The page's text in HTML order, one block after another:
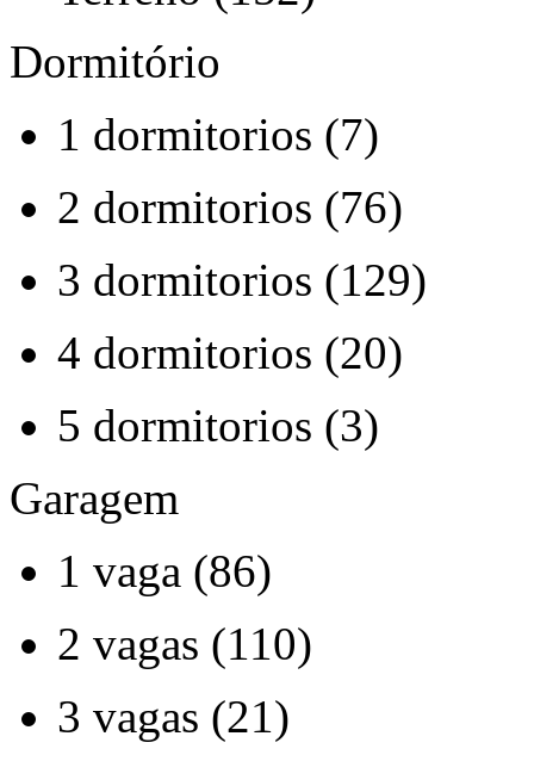
Dormitório
1 dormitorios (7)
2 dormitorios (76)
3 dormitorios (129)
4 dormitorios (20)
5 dormitorios (3)
Garagem
1 vaga (86)
2 vagas (110)
3 vagas (21)